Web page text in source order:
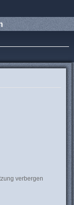
verbergen